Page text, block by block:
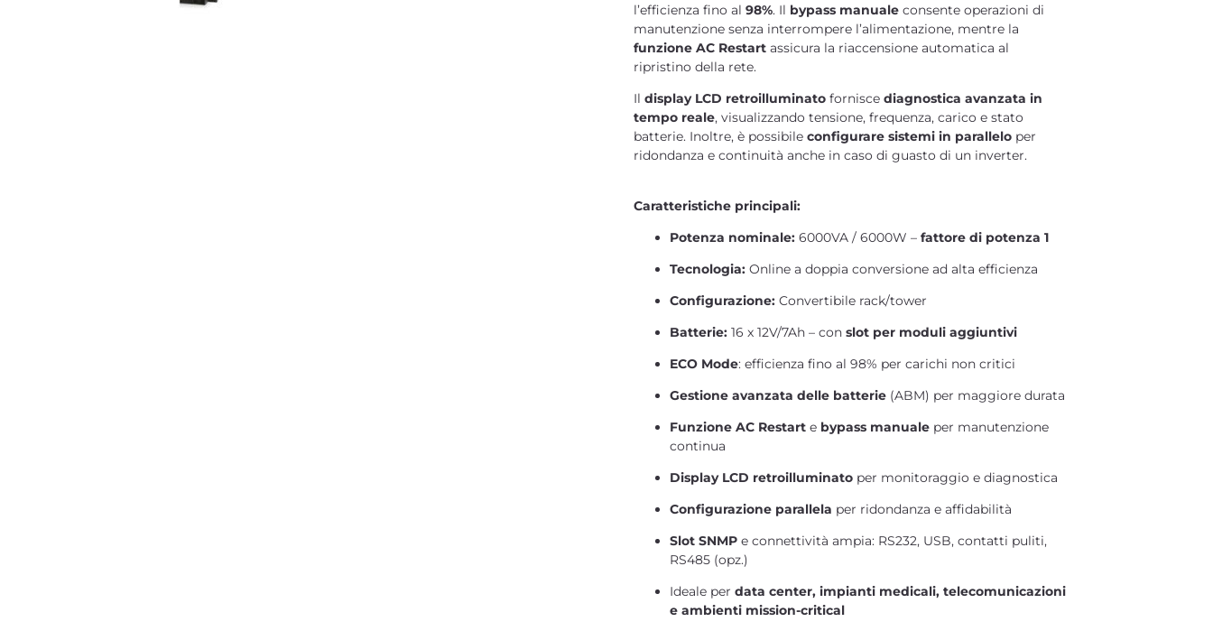
l’efficienza fino al 98%. Il bypass manuale consente operazioni di
manutenzione senza interrompere l’alimentazione, mentre la
funzione AC Restart assicura la riaccensione automatica al
ripristino della rete.
Il display LCD retroilluminato fornisce diagnostica avanzata in
tempo reale, visualizzando tensione, frequenza, carico e stato
batterie. Inoltre, è possibile configurare sistemi in parallelo per
ridondanza e continuità anche in caso di guasto di un inverter.
Caratteristiche principali:
Potenza nominale: 6000VA / 6000W – fattore di potenza 1
Tecnologia: Online a doppia conversione ad alta efficienza
Configurazione: Convertibile rack/tower
Batterie: 16 x 12V/7Ah – con slot per moduli aggiuntivi
ECO Mode: efficienza fino al 98% per carichi non critici
Gestione avanzata delle batterie (ABM) per maggiore durata
Funzione AC Restart e bypass manuale per manutenzione
continua
Display LCD retroilluminato per monitoraggio e diagnostica
Configurazione parallela per ridondanza e affidabilità
Slot SNMP e connettività ampia: RS232, USB, contatti puliti,
RS485 (opz.)
Ideale per data center, impianti medicali, telecomunicazioni
e ambienti mission-critical